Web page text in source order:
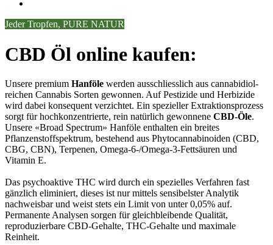
Jeder Tropfen, PURE NATUR
CBD Öl online kaufen:
Unsere premium Hanföle werden ausschliesslich aus cannabidiol-
reichen Cannabis Sorten gewonnen. Auf Pestizide und Herbizide
wird dabei konsequent verzichtet. Ein spezieller Extraktionsprozess
sorgt für hochkonzentrierte, rein natürlich gewonnene CBD-Öle.
Unsere «Broad Spectrum» Hanföle enthalten ein breites
Pflanzenstoffspektrum, bestehend aus Phytocannabinoiden (CBD,
CBG, CBN), Terpenen, Omega-6-/Omega-3-Fettsäuren und
Vitamin E.
Das psychoaktive THC wird durch ein spezielles Verfahren fast
gänzlich eliminiert, dieses ist nur mittels sensibelster Analytik
nachweisbar und weist stets ein Limit von unter 0,05% auf.
Permanente Analysen sorgen für gleichbleibende Qualität,
reproduzierbare CBD-Gehalte, THC-Gehalte und maximale
Reinheit.